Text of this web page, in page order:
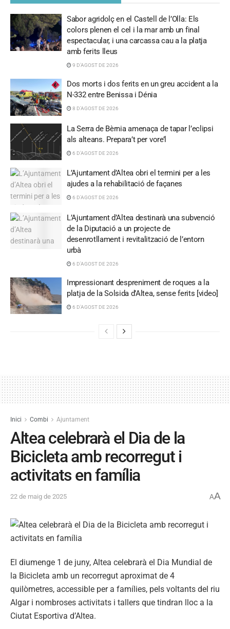
Sabor agridolç en el Castell de l’Olla: Els
colors plenen el cel i la mar amb un final
espectacular, i una carcassa cau a la platja
amb ferits lleus
9 D'AGOST DE 2026
Dos morts i dos ferits en un greu accident a la
N-332 entre Benissa i Dénia
8 D'AGOST DE 2026
La Serra de Bèrnia amenaça de tapar l’eclipsi
als alteans. Prepara’t per vore’l
6 D'AGOST DE 2026
L’Ajuntament d’Altea obri el termini per a les
ajudes a la rehabilitació de façanes
6 D'AGOST DE 2026
L’Ajuntament d’Altea destinarà una subvenció
de la Diputació a un projecte de
desenrotllament i revitalització de l’entorn
urbà
6 D'AGOST DE 2026
Impressionant despreniment de roques a la
platja de la Solsida d’Altea, sense ferits [video]
6 D'AGOST DE 2026
Inici Combi Ajuntament
Altea celebrarà el Dia de la
Bicicleta amb recorregut i
activitats en família
22 de maig de 2025 AA
El diumenge 1 de juny, Altea celebrarà el Dia Mundial de
la Bicicleta amb un recorregut aproximat de 4
quilòmetres, accessible per a famílies, pels voltants del riu
Algar i nombroses activitats i tallers que tindran lloc a la
Ciutat Esportiva d’Altea.